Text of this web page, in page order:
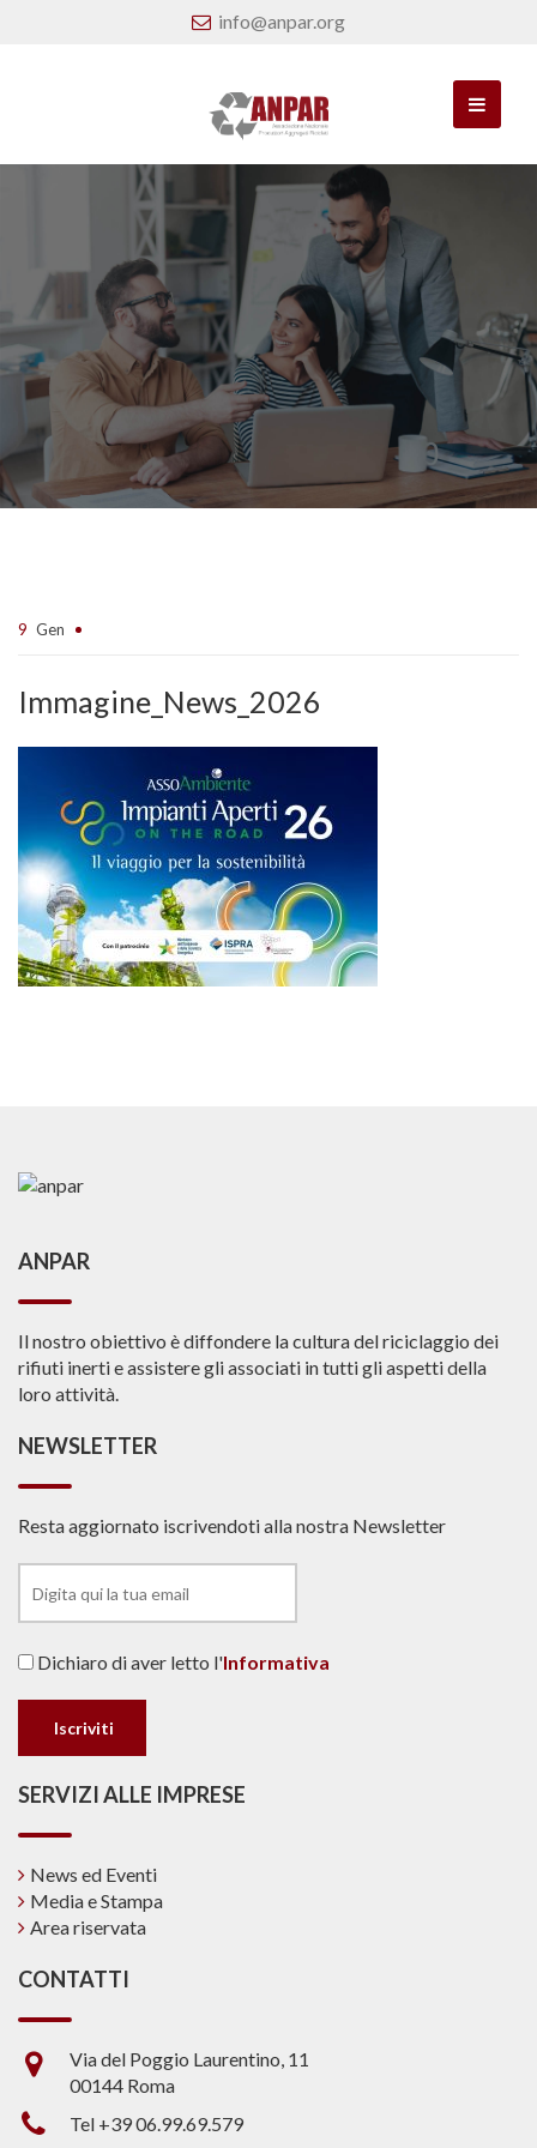
info@anpar.org
9 Gen
Immagine_News_2026
ANPAR
Il nostro obiettivo è diffondere la cultura del riciclaggio dei
rifiuti inerti e assistere gli associati in tutti gli aspetti della
loro attività.
NEWSLETTER
Resta aggiornato iscrivendoti alla nostra Newsletter
Dichiaro di aver letto l'Informativa
SERVIZI ALLE IMPRESE
News ed Eventi
Media e Stampa
Area riservata
CONTATTI
Via del Poggio Laurentino, 11
00144 Roma
Tel +39 06.99.69.579